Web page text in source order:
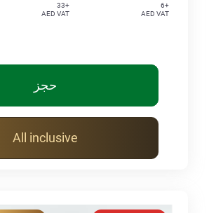
+6
AED VAT
+33
AED VAT
حجز
All inclusive